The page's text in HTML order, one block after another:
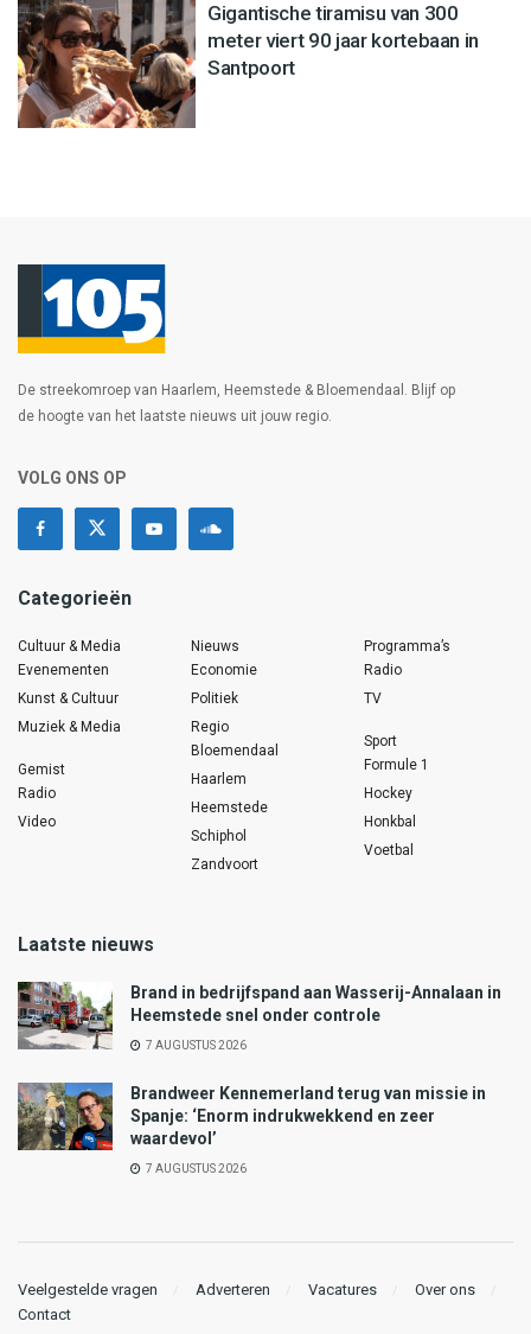
Gigantische tiramisu van 300
meter viert 90 jaar kortebaan in
Santpoort
De streekomroep van Haarlem, Heemstede & Bloemendaal. Blijf op
de hoogte van het laatste nieuws uit jouw regio.
VOLG ONS OP
Categorieën
Cultuur & Media
Evenementen
Kunst & Cultuur
Muziek & Media
Gemist
Radio
Video
Nieuws
Economie
Politiek
Regio
Bloemendaal
Haarlem
Heemstede
Schiphol
Zandvoort
Programma’s
Radio
TV
Sport
Formule 1
Hockey
Honkbal
Voetbal
Laatste nieuws
Brand in bedrijfspand aan Wasserij-Annalaan in
Heemstede snel onder controle
7 AUGUSTUS 2026
Brandweer Kennemerland terug van missie in
Spanje: ‘Enorm indrukwekkend en zeer
waardevol’
7 AUGUSTUS 2026
Veelgestelde vragen Adverteren Vacatures
Over ons
Contact